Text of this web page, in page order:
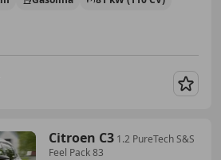
Citroen C3 1.2 PureTech S&S
Feel Pack 83